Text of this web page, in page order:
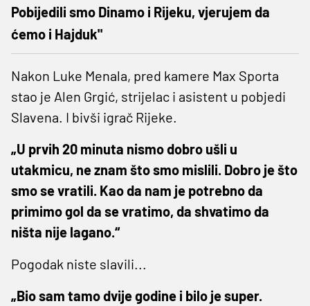
Pobijedili smo Dinamo i Rijeku, vjerujem da
ćemo i Hajduk"
Nakon Luke Menala, pred kamere Max Sporta
stao je Alen Grgić, strijelac i asistent u pobjedi
Slavena. I bivši igrač Rijeke.
„U prvih 20 minuta nismo dobro ušli u
utakmicu, ne znam što smo mislili. Dobro je što
smo se vratili. Kao da nam je potrebno da
primimo gol da se vratimo, da shvatimo da
ništa nije lagano.“
Pogodak niste slavili...
„Bio sam tamo dvije godine i bilo je super.